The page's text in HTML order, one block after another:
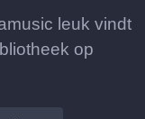
leuk vindt
op